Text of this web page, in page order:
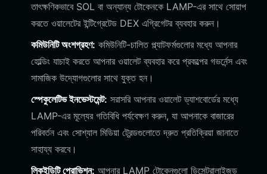
তাৎক্ষণিকভাবে SOL বা অন্যান্য টোকেনকে LAMP-এর সাথে সোয়াপ
করতে ওয়ালেটের ইন্টিগ্রেটেড DEX এগ্রিগেটর ব্যবহার করুন।
কমিউনিটি অংশগ্রহণ: কমিউনিটি-চালিত প্ল্যাটফর্মগুলোর মধ্যে আপনার
হোল্ডিং যাচাই করতে আপনার ওয়ালেট ব্যবহার করে প্রকল্পের গভর্নেন্স এবং
সামাজিক উদ্যোগগুলোর সাথে যুক্ত হন।
স্পেকুলেটিভ ইনভেস্টমেন্ট: সরাসরি আপনার ওয়ালেট ড্যাশবোর্ডের মধ্যে
LAMP-এর মূল্যের গতিবিধি পর্যবেক্ষণ করুন, যা আপনাকে বাজারের
পরিবর্তন এবং সোশ্যাল মিডিয়া ট্রেন্ডগুলোতে দ্রুত প্রতিক্রিয়া জানাতে
সাহায্য করবে।
লিকুইডিটি প্রোভিশন: আপনার LAMP টোকেনগুলো ডিসেন্ট্রালাইজড